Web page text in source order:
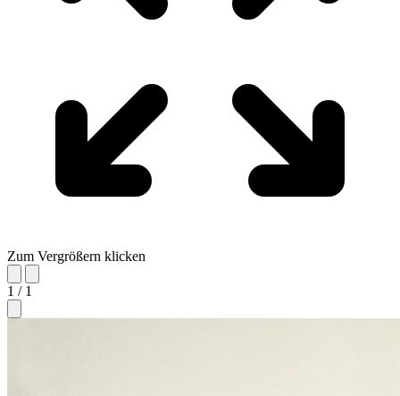
Zum Vergrößern klicken
1 / 1